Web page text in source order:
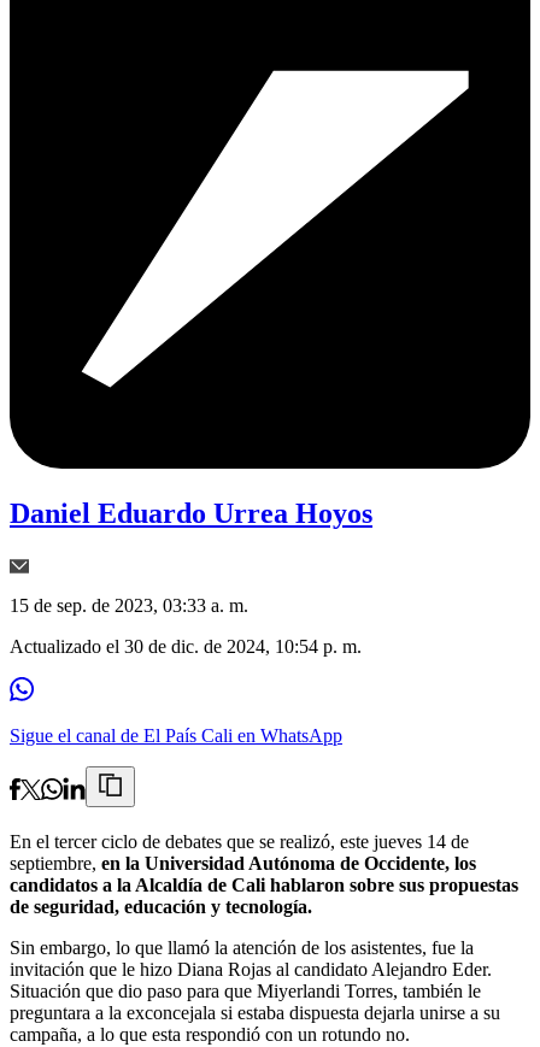
Daniel Eduardo Urrea Hoyos
15 de sep. de 2023, 03:33 a. m.
Actualizado el 30 de dic. de 2024, 10:54 p. m.
Sigue el canal de El País Cali en WhatsApp
En el tercer ciclo de debates que se realizó, este jueves 14 de
septiembre, en la Universidad Autónoma de Occidente, los
candidatos a la Alcaldía de Cali hablaron sobre sus propuestas
de seguridad, educación y tecnología.
Sin embargo, lo que llamó la atención de los asistentes, fue la
invitación que le hizo Diana Rojas al candidato Alejandro Eder.
Situación que dio paso para que Miyerlandi Torres, también le
preguntara a la exconcejala si estaba dispuesta dejarla unirse a su
campaña, a lo que esta respondió con un rotundo no.